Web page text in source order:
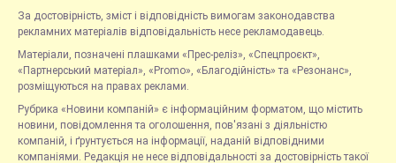
За достовірність, зміст і відповідність вимогам законодавства
рекламних матеріалів відповідальність несе рекламодавець.
Матеріали, позначені плашками «Прес-реліз», «Спецпроєкт»,
«Партнерський матеріал», «Promo», «Благодійність» та «Резонанс»,
розміщуються на правах реклами.
Рубрика «Новини компаній» є інформаційним форматом, що містить
новини, повідомлення та оголошення, пов'язані з діяльністю
компаній, і ґрунтується на інформації, наданій відповідними
компаніями. Редакція не несе відповідальності за достовірність такої